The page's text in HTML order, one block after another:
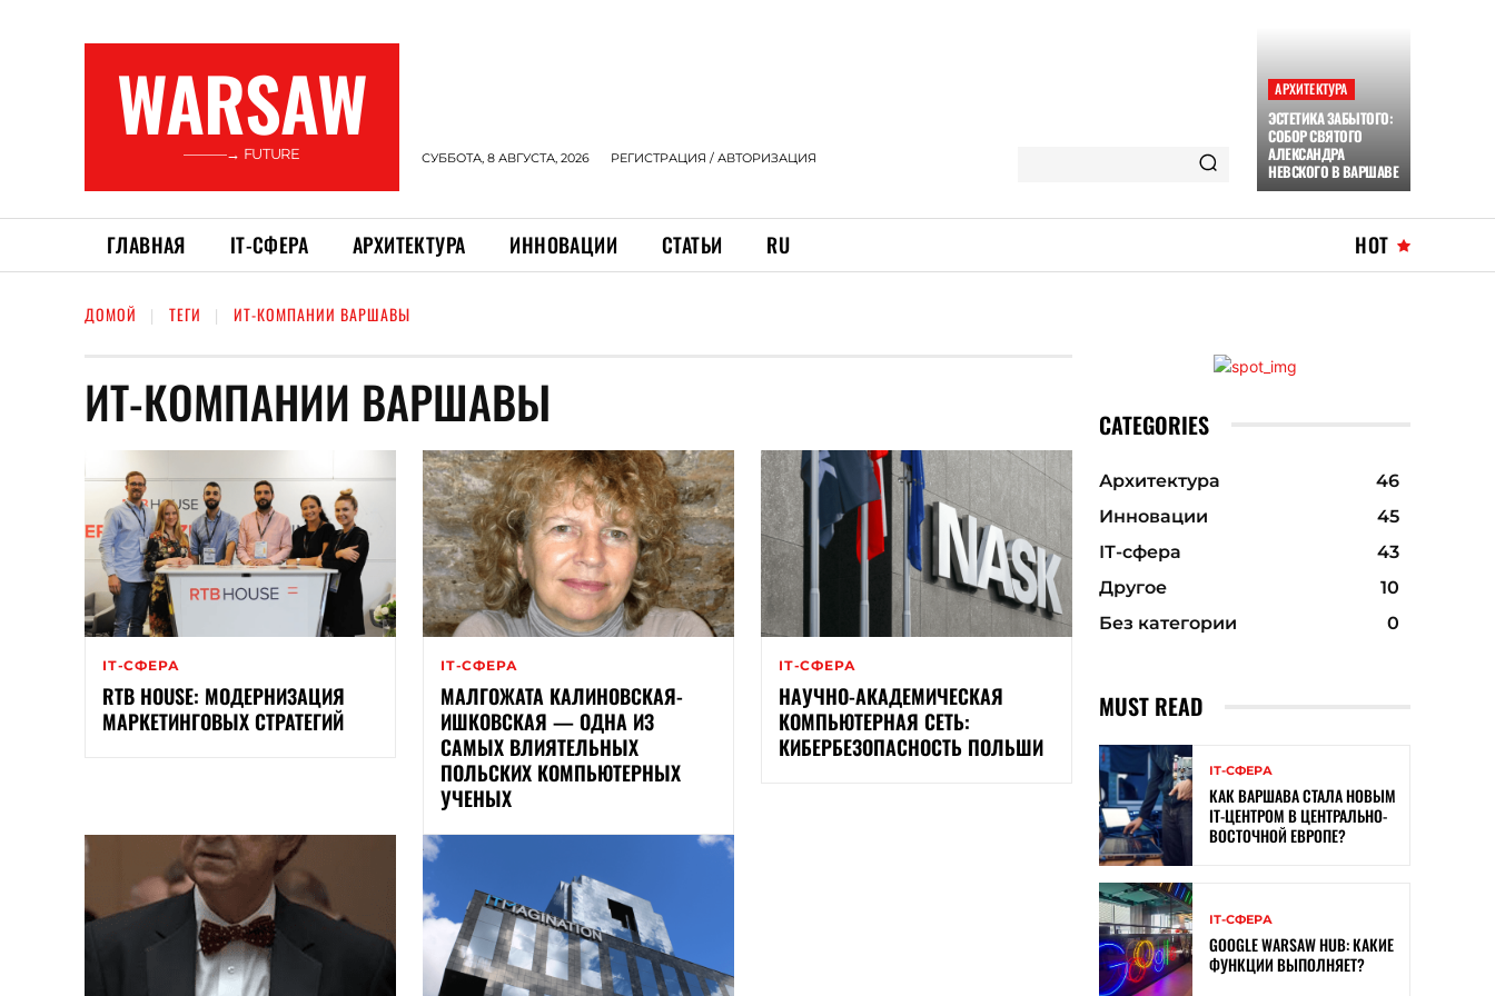
WARSAW
———→ FUTURE СУББОТА, 8 АВГУСТА, 2026 РЕГИСТРАЦИЯ / АВТОРИЗАЦИЯ
АРХИТЕКТУРА
ЭСТЕТИКА ЗАБЫТОГО:
СОБОР СВЯТОГО
АЛЕКСАНДРА
НЕВСКОГО В ВАРШАВЕ
ГЛАВНАЯ ІТ-СФЕРА АРХИТЕКТУРА ИННОВАЦИИ СТАТЬИ RU HOT
ДОМОЙ ТЕГИ ИТ-КОМПАНИИ ВАРШАВЫ
ИТ-КОМПАНИИ ВАРШАВЫ
ІТ-СФЕРА
RTB HOUSE: МОДЕРНИЗАЦИЯ
МАРКЕТИНГОВЫХ СТРАТЕГИЙ
ІТ-СФЕРА
МАЛГОЖАТА КАЛИНОВСКАЯ-
ИШКОВСКАЯ — ОДНА ИЗ
САМЫХ ВЛИЯТЕЛЬНЫХ
ПОЛЬСКИХ КОМПЬЮТЕРНЫХ
УЧЕНЫХ
ІТ-СФЕРА
НАУЧНО-АКАДЕМИЧЕСКАЯ
КОМПЬЮТЕРНАЯ СЕТЬ:
КИБЕРБЕЗОПАСНОСТЬ ПОЛЬШИ
CATEGORIES
Архитектура
46
Инновации
45
ІТ-сфера
43
Другое
10
Без категории
0
MUST READ
ІТ-СФЕРА
КАК ВАРШАВА СТАЛА НОВЫМ
IT-ЦЕНТРОМ В ЦЕНТРАЛЬНО-
ВОСТОЧНОЙ ЕВРОПЕ?
ІТ-СФЕРА
GOOGLE WARSAW HUB: КАКИЕ
ФУНКЦИИ ВЫПОЛНЯЕТ?